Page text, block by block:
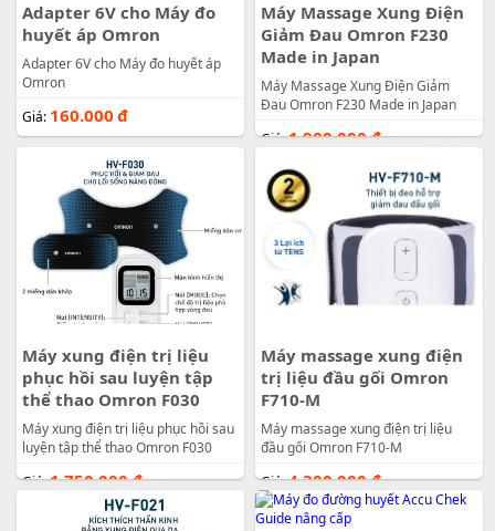
Adapter 6V cho Máy đo
huyết áp Omron
Adapter 6V cho Máy đo huyết áp
Omron
Giá: 160.000 đ
Máy Massage Xung Điện
Giảm Đau Omron F230
Made in Japan
Máy Massage Xung Điện Giảm
Đau Omron F230 Made in Japan
Giá:1.900.000đ
Máy xung điện trị liệu
phục hồi sau luyện tập
thể thao Omron F030
Máy xung điện trị liệu phục hồi sau
luyện tập thể thao Omron F030
Giá:1.750.000đ
Máy massage xung điện
trị liệu đầu gối Omron
F710-M
Máy massage xung điện trị liệu
đầu gối Omron F710-M
Giá:4.300.000đ